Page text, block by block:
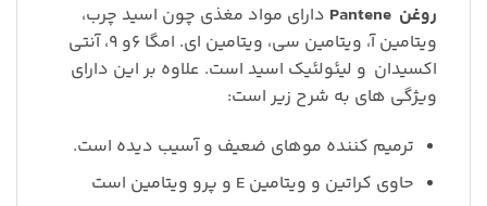
روغن
دارای مواد مغذی چون اسید چرب،
ویتامین آ، ویتامین سی، ویتامین ای. امگا ۶و ۹، آنتی
اکسیدان و لیئولئیک اسید است. علاوه بر این دارای
ویژگی های به شرح زیر است:
ترمیم کننده موهای ضعیف و آسیب دیده است.
حاوی کراتین و ویتامین E و پرو ویتامین است